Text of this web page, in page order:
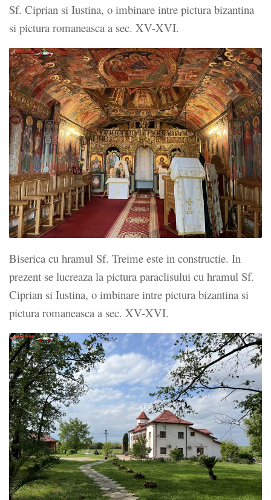
Sf. Ciprian si Iustina, o imbinare intre pictura bizantina
si pictura romaneasca a sec. XV-XVI.
Biserica cu hramul Sf. Treime este in constructie. In
prezent se lucreaza la pictura paraclisului cu hramul Sf.
Ciprian si Iustina, o imbinare intre pictura bizantina si
pictura romaneasca a sec. XV-XVI.